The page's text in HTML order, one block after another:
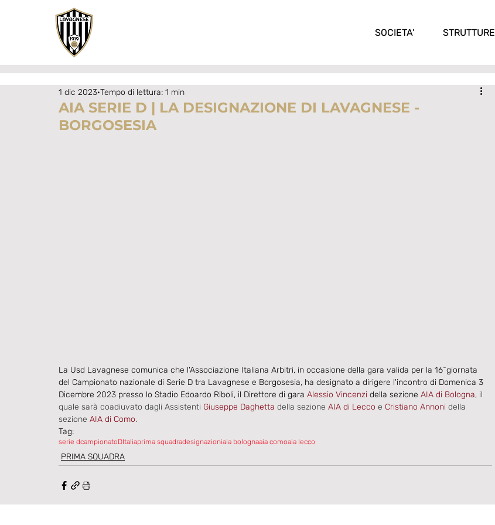
SOCIETA' STRUTTURE
AIA SERIE D | LA DESIGNAZIONE DI LAVAGNESE -
BORGOSESIA
1 dic 2023 Tempo di lettura: 1 min
La Usd Lavagnese comunica che l'Associazione Italiana Arbitri, in occasione della gara valida per la 16^giornata
del Campionato nazionale di Serie D tra Lavagnese e Borgosesia, ha designato a dirigere l'incontro di Domenica 3
Dicembre 2023 presso lo Stadio Edoardo Riboli, il Direttore di gara Alessio Vincenzi della sezione AIA di Bologna, il
quale sarà coadiuvato dagli Assistenti Giuseppe Daghetta della sezione AIA di Lecco e Cristiano Annoni della
sezione AIA di Como.
Tag:
serie dcampionatoDItaliaprima squadradesignazioniaia bolognaaia comoaia lecco
PRIMA SQUADRA